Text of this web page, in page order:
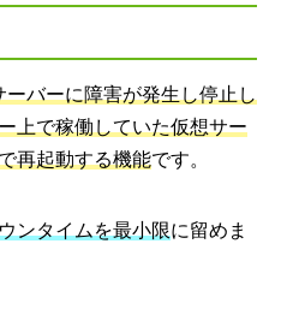
ーバーに障害が発生し停止し
上で稼働していた仮想サー
再起動する機能です。
ンタイムを最小限に留めま